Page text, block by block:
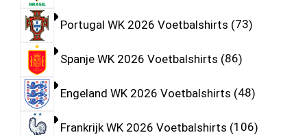
Portugal WK 2026 Voetbalshirts 73
Spanje WK 2026 Voetbalshirts 86
Engeland WK 2026 Voetbalshirts 48
Frankrijk WK 2026 Voetbalshirts 106